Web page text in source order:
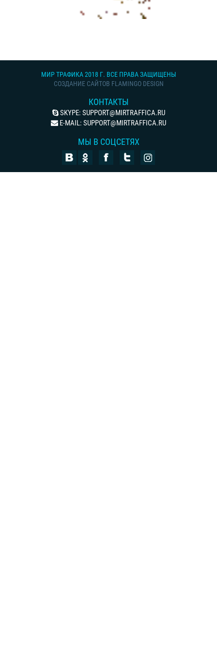
МИР ТРАФИКА 2018 Г. ВСЕ ПРАВА ЗАЩИЩЕНЫ
СОЗДАНИЕ САЙТОВ FLAMINGO DESIGN
КОНТАКТЫ
SKYPE: SUPPORT@MIRTRAFFICA.RU
E-MAIL: SUPPORT@MIRTRAFFICA.RU
МЫ В СОЦСЕТЯХ